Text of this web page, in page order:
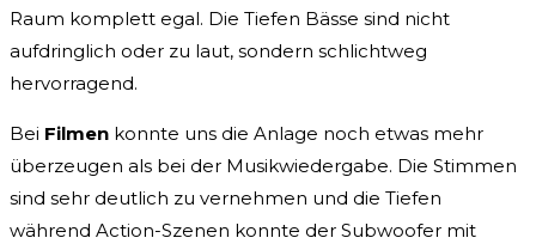
Raum komplett egal. Die Tiefen Bässe sind nicht
aufdringlich oder zu laut, sondern schlichtweg
hervorragend.
Bei Filmen konnte uns die Anlage noch etwas mehr
überzeugen als bei der Musikwiedergabe. Die Stimmen
sind sehr deutlich zu vernehmen und die Tiefen
während Action-Szenen konnte der Subwoofer mit